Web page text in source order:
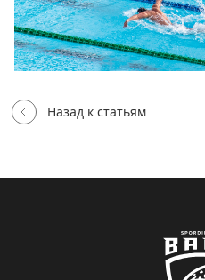
Назад к статьям